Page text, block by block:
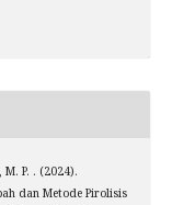
P. . (2024).
dan Metode Pirolisis